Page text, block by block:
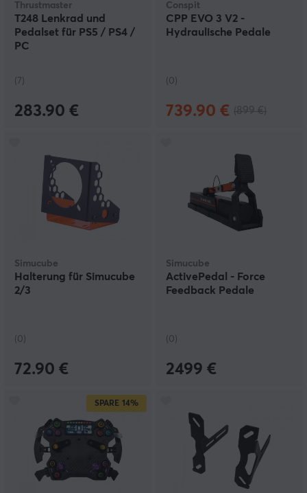
Thrustmaster
T248 Lenkrad und
Pedalset für PS5 / PS4 /
PC
(7)
283.90 €
Conspit
CPP EVO 3 V2 -
Hydraulische Pedale
(0)
739.90 €
Simucube
Halterung für Simucube
2/3
(0)
72.90 €
Simucube
ActivePedal - Force
Feedback Pedale
(0)
2499 €
SPARE 14%